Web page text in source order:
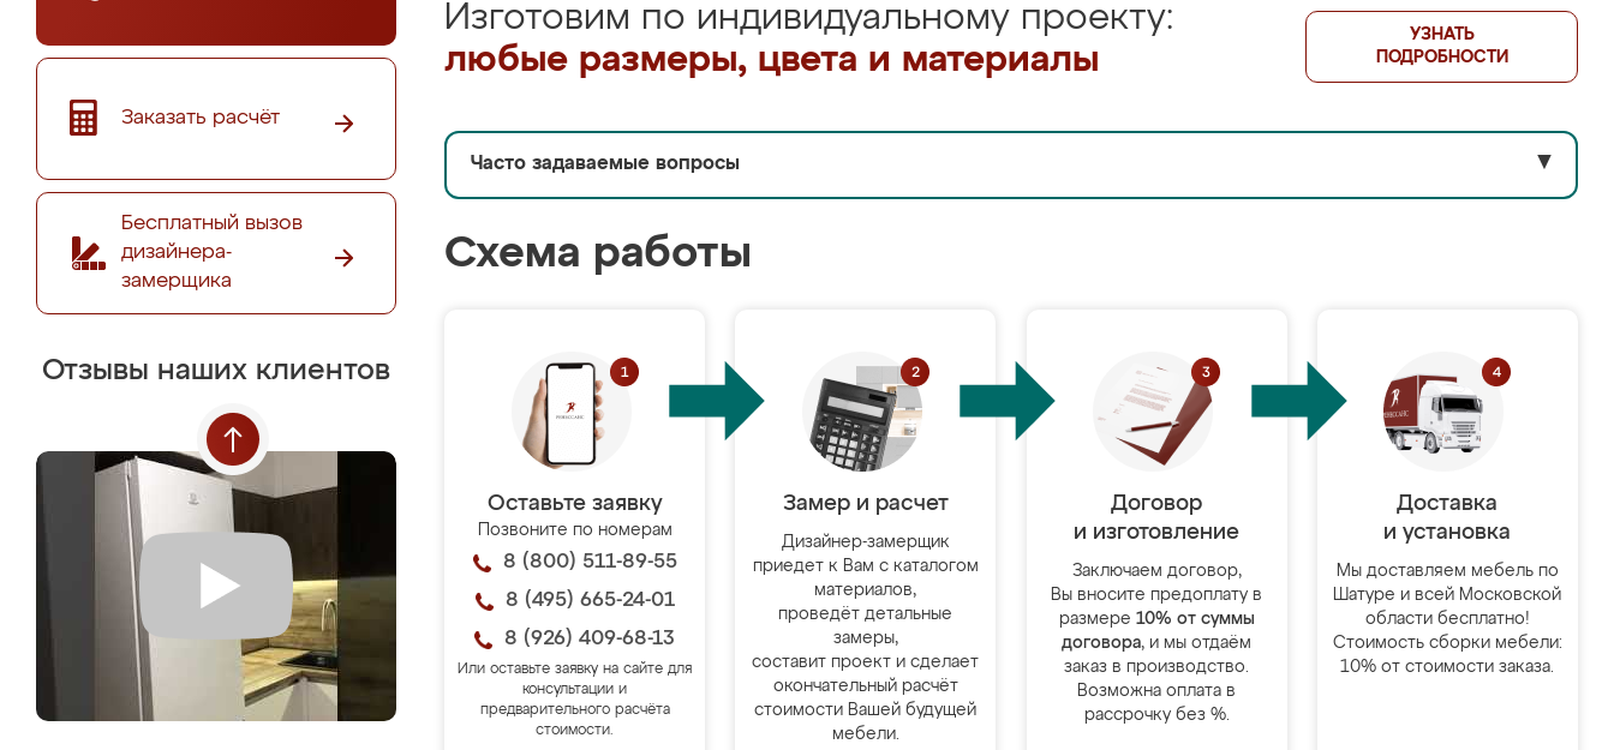
Заказать расчёт
Бесплатный вызов
дизайнера-
замерщика
Отзывы наших клиентов
Изготовим по индивидуальному проекту:
любые размеры, цвета и материалы
УЗНАТЬ
ПОДРОБНОСТИ
Часто задаваемые вопросы ▼
Схема работы
Оставьте заявку
Позвоните по номерам
8 (800) 511-89-55
8 (495) 665-24-01
8 (926) 409-68-13
Или оставьте заявку на сайте для
консультации и
предварительного расчёта
стоимости.
Замер и расчет
Дизайнер-замерщик
приедет к Вам с каталогом
материалов,
проведёт детальные
замеры,
составит проект и сделает
окончательный расчёт
стоимости Вашей будущей
мебели.
Договор
и изготовление
Заключаем договор,
Вы вносите предоплату в
размере 10% от суммы
договора, и мы отдаём
заказ в производство.
Возможна оплата в
рассрочку без %.
Доставка
и установка
Мы доставляем мебель по
Шатуре и всей Московской
области бесплатно!
Стоимость сборки мебели:
10% от стоимости заказа.